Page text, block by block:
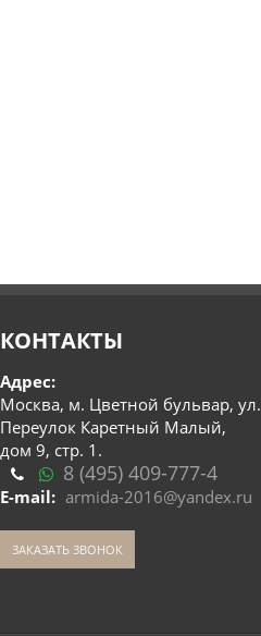
КОНТАКТЫ
Адрес:
Москва, м. Цветной бульвар, ул.
Переулок Каретный Малый,
дом 9, стр. 1.
8 (495) 409-777-4
E-mail: armida-2016@yandex.ru
ЗАКАЗАТЬ ЗВОНОК